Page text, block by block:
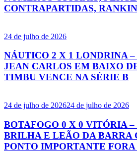
CONTRAPARTIDAS,
24 de julho de 2026
NÁUTICO 2 X 1 LONDRINA
JEAN CARLOS EM BAIXO
TIMBU VENCE NA SÉRIE B
24 de julho de 202624 de julho de 2026
BOTAFOGO 0 X 0 VITÓRIA –
BRILHA E LEÃO DA BARRA
PONTO IMPORTANTE FORA